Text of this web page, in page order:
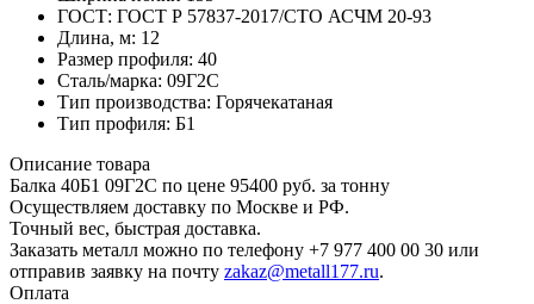
ГОСТ: ГОСТ Р 57837-2017/СТО АСЧМ 20-93
Длина, м: 12
Размер профиля: 40
Сталь/марка: 09Г2С
Тип производства: Горячекатаная
Тип профиля: Б1
Описание товара
Балка 40Б1 09Г2С по цене 95400 руб. за тонну
Осуществляем доставку по Москве и РФ.
Точный вес, быстрая доставка.
Заказать металл можно по телефону +7 977 400 00 30 или
отправив заявку на почту zakaz@metall177.ru.
Оплата